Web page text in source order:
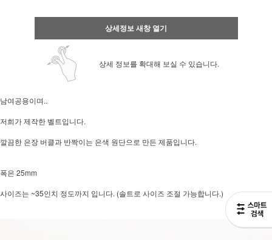
상세정보 새창 열기
상세 정보를 확대해 보실 수 있습니다.
남여공용이며..
저희가 제작한 벨트입니다.
깔끔한 은장 버클과 반짝이는 은색 원단으로 만든 제품입니다.
폭은 25mm
사이즈는 ~35인치 정도까지 입니다. (솔트로 사이즈 조절 가능합니다.)